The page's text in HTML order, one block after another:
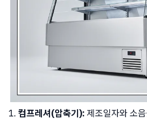
컴프레셔(압축기): 제조일자와 소